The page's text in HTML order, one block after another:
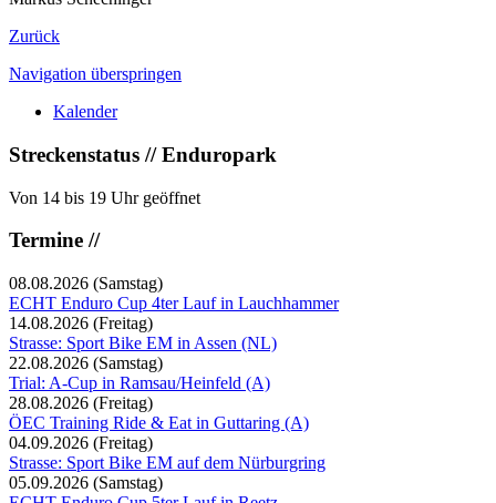
Zurück
Navigation überspringen
Kalender
Streckenstatus // Enduropark
Von 14 bis 19 Uhr geöffnet
Termine //
08.08.2026 (Samstag)
ECHT Enduro Cup 4ter Lauf in Lauchhammer
14.08.2026 (Freitag)
Strasse: Sport Bike EM in Assen (NL)
22.08.2026 (Samstag)
Trial: A-Cup in Ramsau/Heinfeld (A)
28.08.2026 (Freitag)
ÖEC Training Ride & Eat in Guttaring (A)
04.09.2026 (Freitag)
Strasse: Sport Bike EM auf dem Nürburgring
05.09.2026 (Samstag)